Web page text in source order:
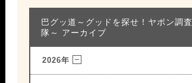
巴グッ道～グッドを探せ！ヤポン調査
隊～ アーカイブ
2026年